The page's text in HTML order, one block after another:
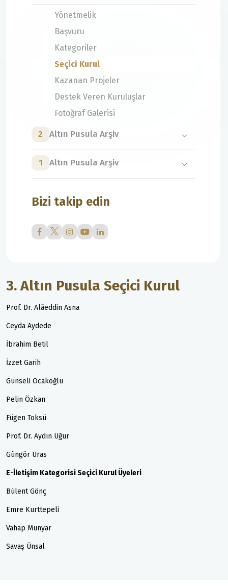
3. Altın Pusula Seçici Kurul
Prof. Dr. Alâeddin Asna
Ceyda Aydede
İbrahim Betil
İzzet Garih
Günseli Ocakoğlu
Pelin Özkan
Fügen Toksü
Prof. Dr. Aydın Uğur
Güngör Uras
E-İletişim Kategorisi Seçici Kurul Üyeleri
Bülent Gönç
Emre Kurttepeli
Vahap Munyar
Savaş Ünsal
Yönetmelik
Başvuru
Kategoriler
Seçici Kurul
Kazanan Projeler
Destek Veren Kuruluşlar
Fotoğraf Galerisi
2 Altın Pusula Arşiv
1 Altın Pusula Arşiv
Bizi takip edin